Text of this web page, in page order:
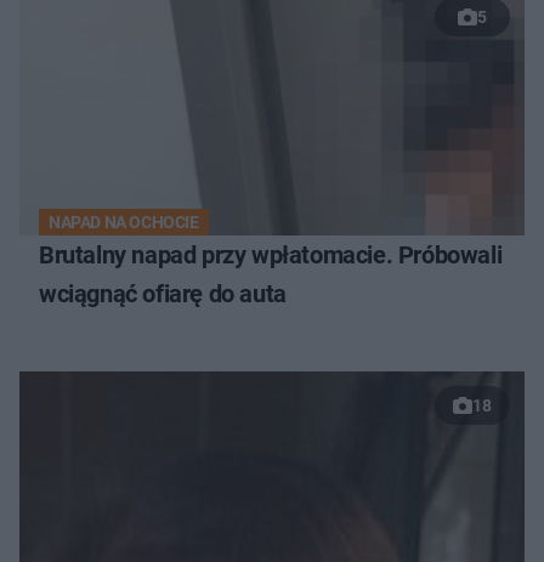
5
NAPAD NA OCHOCIE
Brutalny napad przy wpłatomacie. Próbowali
wciągnąć ofiarę do auta
18